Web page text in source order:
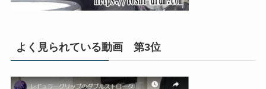
よく見られている動画 第3位